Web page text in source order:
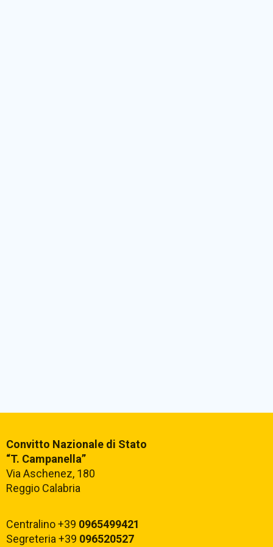
Convitto Nazionale di Stato
“T. Campanella”
Via Aschenez, 180
Reggio Calabria
Centralino +39 0965499421
Segreteria +39 096520527